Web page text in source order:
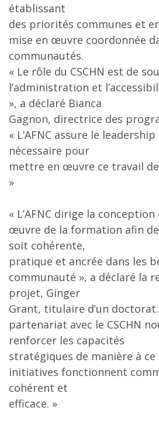
établissant
des priorités communes et
mise en œuvre coordonnée
communautés.
« Le rôle du CSCHN est de
l’administration et
», a déclaré Bianca
Gagnon, directrice des
« L’AFNC assure le
nécessaire pour
mettre en œuvre ce travail
»
« L’AFNC dirige la
œuvre de la formation afin
soit cohérente,
pratique et ancrée dans les
communauté », a déclaré la
projet, Ginger
Grant, titulaire d’un
partenariat avec le CSCHN
renforcer les capacités
stratégiques de manière à ce
initiatives fonctionnent
cohérent et
efficace. »